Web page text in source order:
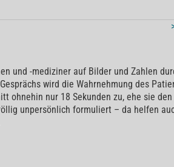
und -mediziner auf Bilder und Zahlen
wird die Wahrnehmung des
ohnehin nur 18 Sekunden zu, ehe sie
unpersönlich formuliert – da helfen